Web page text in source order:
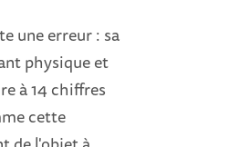
une erreur : sa
physique et
à 14 chiffres
cette